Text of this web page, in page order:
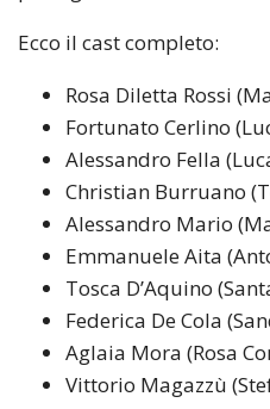
Ecco il cast completo:
Rosa Diletta Rossi
Fortunato Cerlino
Alessandro Fella
Christian Burruano
Alessandro Mario
Emmanuele Aita
Tosca D’Aquino
Federica De Cola
Aglaia Mora (Rosa
Vittorio Magazzù